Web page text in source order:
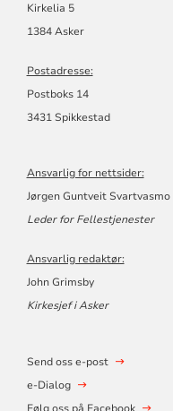
Kirkelia 5
1384 Asker
Postadresse:
Postboks 14
3431 Spikkestad
Ansvarlig for nettsider:
Jørgen Guntveit Svartvasmo
Leder for Fellestjenester
Ansvarlig redaktør:
John Grimsby
Kirkesjef i Asker
Send oss e-post
e-Dialog